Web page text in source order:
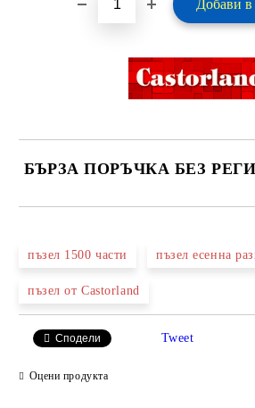
БЪРЗА ПОРЪЧКА БЕЗ
Ние ще се свържем с вас в рамките на
пъзел 1500 части пъзел есенна
пъзел от Castorland
Сподели Tweet
Оцени продукта